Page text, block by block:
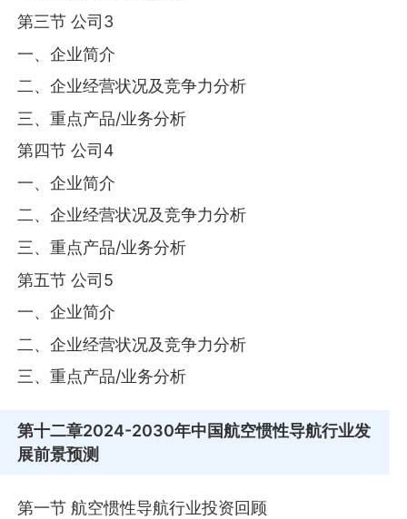
第三节 公司3
一、企业简介
二、企业经营状况及竞争力分析
三、重点产品/业务分析
第四节 公司4
一、企业简介
二、企业经营状况及竞争力分析
三、重点产品/业务分析
第五节 公司5
一、企业简介
二、企业经营状况及竞争力分析
三、重点产品/业务分析
第十二章2024-2030年中国航空惯性导航行业发
展前景预测
第一节 航空惯性导航行业投资回顾